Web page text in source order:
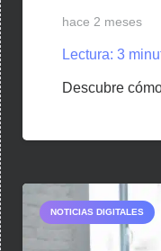
hace 2 meses
Lectura: 3
Descubre
NOTICIAS DIGITALES